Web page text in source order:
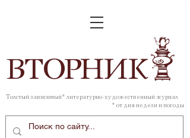
ВТОРНИК
Толстый зависимый* литературно-художественный журнал
* от дня недели и погоды